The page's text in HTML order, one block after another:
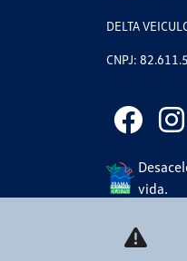
DELTA
CNPJ:
vida.